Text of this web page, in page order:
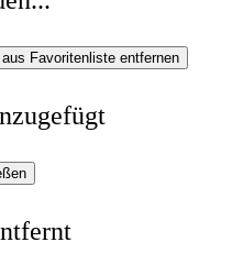
aus Favoritenliste entfernen